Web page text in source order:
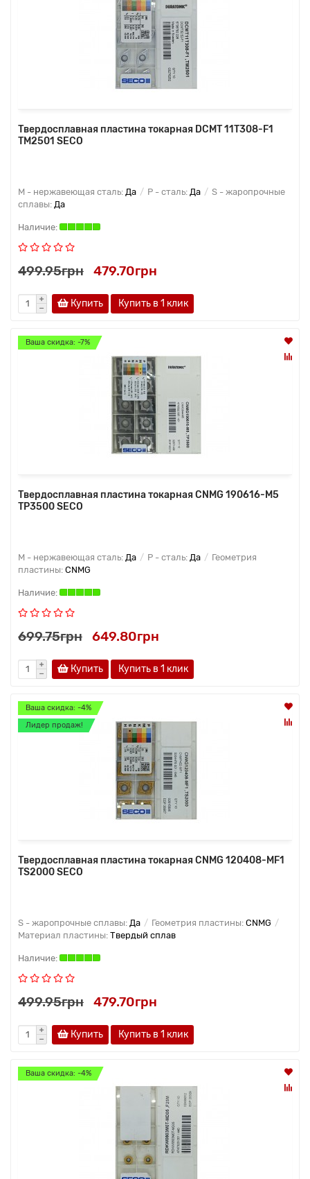
Твердосплавная пластина токарная DCMT 11T308-F1
TM2501 SECO
M - нержавеющая сталь: Да P - сталь: Да
S - жаропрочные
сплавы: Да
499.95грн 479.70грн
Купить Купить в 1 клик
Ваша скидка: -7%
Твердосплавная пластина токарная CNMG 190616-M5
TP3500 SECO
M - нержавеющая сталь: Да P - сталь: Да
Геометрия
пластины: CNMG
699.75грн 649.80грн
Купить Купить в 1 клик
Ваша скидка: -4%
Лидер продаж!
Твердосплавная пластина токарная CNMG 120408-MF1
TS2000 SECO
S - жаропрочные сплавы: Да Геометрия пластины: CNMG
Материал пластины: Твердый сплав
499.95грн 479.70грн
Купить Купить в 1 клик
Ваша скидка: -4%